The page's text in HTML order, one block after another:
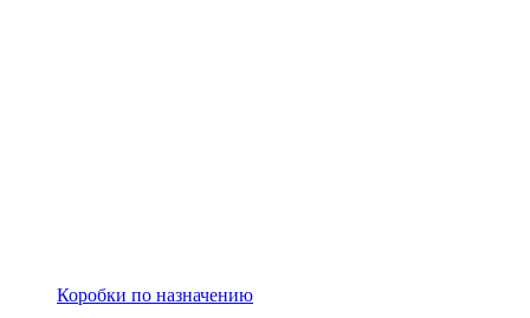
Коробки по назначению